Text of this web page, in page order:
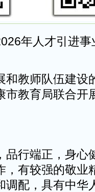
年人才引进
和教师队伍建设
市教育局联合开
品行端正，身心
，有较强的敬业
调配，具有中华